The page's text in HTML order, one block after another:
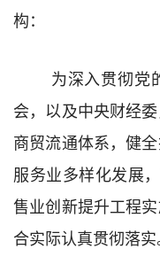
构：
为深入贯彻党
会，以及中央财经
商贸流通体系，健全
服务业多样化发展
售业创新提升工程
合实际认真贯彻落实